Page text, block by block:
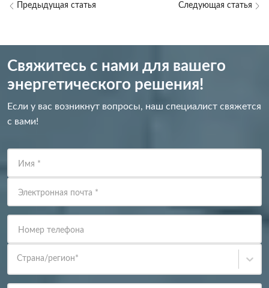
Предыдущая статья Следующая статья
Свяжитесь с нами для вашего
энергетического решения!
Если у вас возникнут вопросы, наш специалист свяжется
с вами!
Имя *
Электронная почта *
Номер телефона
Страна/регион*